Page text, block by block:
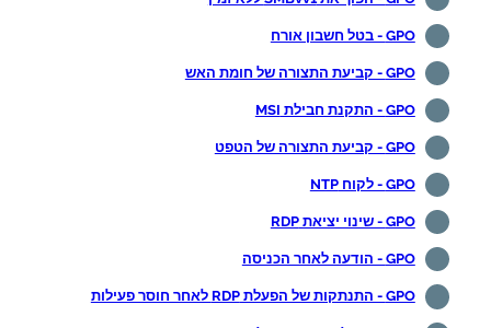
GPO - בטל חשבון אורח
GPO - קביעת התצורה של חומת האש
GPO - התקנת חבילת MSI
GPO - קביעת התצורה של הטפט
GPO - לקוח NTP
GPO - שינוי יציאת RDP
GPO - הודעה לאחר הכניסה
GPO - התנתקות של הפעלת RDP לאחר חוסר פעילות